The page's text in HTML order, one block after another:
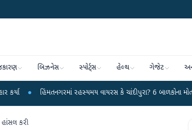
બિઝનેસ સ્પોર્ટ્સ હેલ્થ ગેજેટ
રહસ્યમય વાયરસ કે ચાંદીપુરા? 6 બાળકોના મોતથી ફફડાટ ●
હાંસલ કરી